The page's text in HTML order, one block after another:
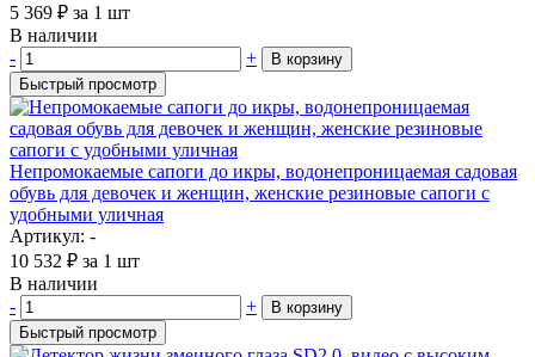
5 369 ₽ за 1 шт
В наличии
-
+
В корзину
Быстрый просмотр
Непромокаемые сапоги до икры, водонепроницаемая садовая
обувь для девочек и женщин, женские резиновые сапоги с
удобными уличная
Артикул: -
10 532 ₽ за 1 шт
В наличии
-
+
В корзину
Быстрый просмотр